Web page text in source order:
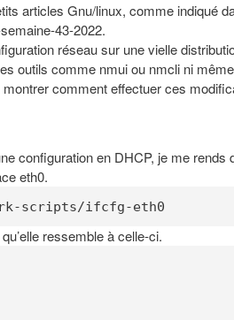
articles Gnu/linux, comme indiqué
43-2022.
réseau sur une vielle
outils comme nmui ou nmcli ni
comment effectuer ces
configuration en DHCP, je me rends
eth0.
scripts/ifcfg-eth0
ressemble à celle-ci.